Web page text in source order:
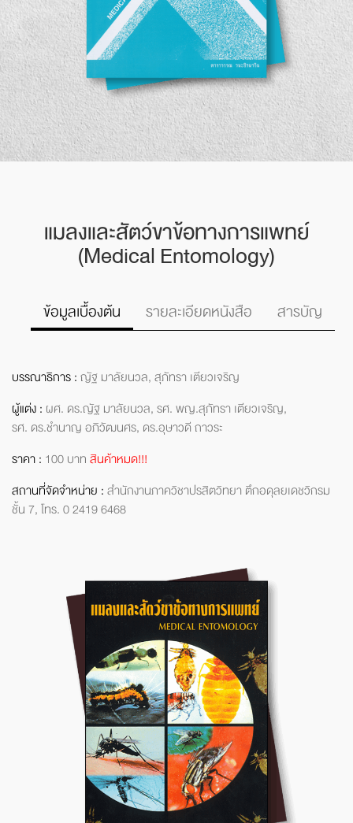
แมลงและสัตว์ขาข้อทางการแพทย์
(Medical Entomology)
ข้อมูลเบื้องต้น รายละเอียดหนังสือ สารบัญ
บรรณาธิการ :ญัฐ มาลัยนวล, สุภัทรา เตียวเจริญ
ผู้แต่ง : ผศ. ดร.ญัฐ มาลัยนวล,รศ. พญ.สุภัทรา เตียวเจริญ,
รศ. ดร.ชำนาญ อภิวัฒนศร, ดร.อุษาวดี ถาวระ
ราคา : 100 บาทสินค้าหมด!!!
สถานที่จัดจำหน่าย :สำนักงานภาควิชาปรสิตวิทยาตึกอดุลยเดชวิกรม
ชั้น 7,โทร. 0 2419 6468